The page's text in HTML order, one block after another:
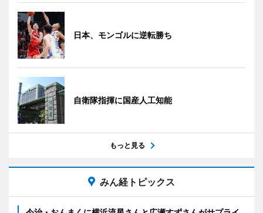
日本、モンゴルに逆転勝ち
自衛隊指揮に国産人工知能
もっと見る
みん経トピックス